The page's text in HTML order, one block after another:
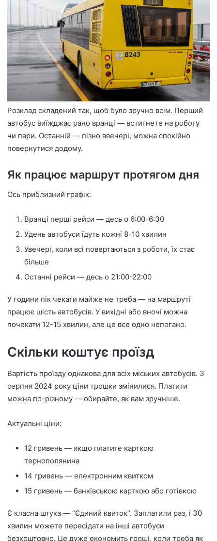
Розклад складений так, щоб було зручно всім. Перший
автобус виїжджає рано вранці — встигнете на роботу
чи пари. Останній — пізно ввечері, можна спокійно
повернутися додому.
Як працює маршрут протягом дня
Ось приблизний графік:
Вранці перші рейси — десь о 6:00-6:30
Удень автобуси їдуть кожні 8-10 хвилин
Увечері, коли всі повертаються з роботи, їх стає
більше
Останні рейси — десь о 21:00-22:00
У години пік чекати майже не треба — на маршруті
працює шість автобусів. У вихідні або вночі можна
почекати 12-15 хвилин, але це все одно непогано.
Скільки коштує проїзд
Вартість проїзду однакова для всіх міських автобусів. З
серпня 2024 року ціни трошки змінилися. Платити
можна по-різному — обирайте, як вам зручніше.
Актуальні ціни:
12 гривень — якщо платите карткою
тернополянина
14 гривень — електронним квитком
15 гривень — банківською карткою або готівкою
Є класна штука — “Єдиний квиток”. Заплатили раз, і 30
хвилин можете пересідати на інші автобуси
безкоштовно. Це дуже економить гроші, коли треба як